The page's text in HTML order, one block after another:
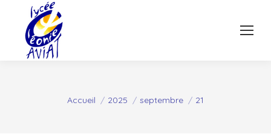
Vous êtes ici :
Accueil 2025 septembre 21